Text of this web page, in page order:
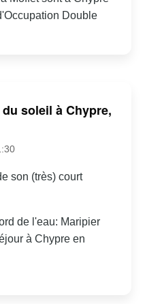
Double
soleil à Chypre,
son (très) court
de l'eau: Maripier
à Chypre en